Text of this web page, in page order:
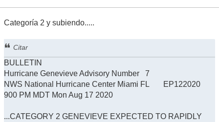
Categoría 2 y subiendo.....
Citar
BULLETIN
Hurricane Genevieve Advisory Number 7
NWS National Hurricane Center Miami FL EP122020
900 PM MDT Mon Aug 17 2020
...CATEGORY 2 GENEVIEVE EXPECTED TO RAPIDLY